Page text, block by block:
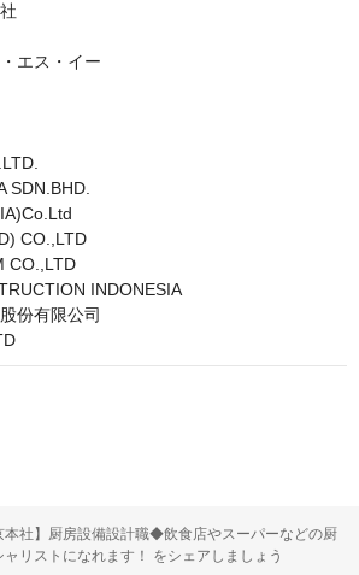
エス・イー
SDN.BHD.
CO.,LTD
CO.,LTD
INDONESIA
份有限公司
本社】厨房設備設計職◆飲食店やスーパーなどの厨
リストになれます！ をシェアしましょう